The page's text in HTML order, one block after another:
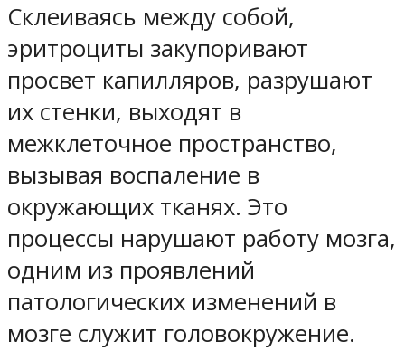
Склеиваясь между собой,
эритроциты закупоривают
просвет капилляров, разрушают
их стенки, выходят в
межклеточное пространство,
вызывая воспаление в
окружающих тканях. Это
процессы нарушают работу мозга,
одним из проявлений
патологических изменений в
мозге служит головокружение.